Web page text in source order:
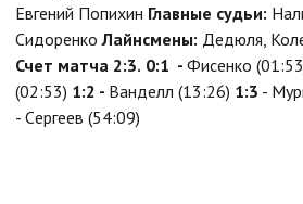
Евгений Попихин Главные судьи:
СидоренкоЛайнсмены: Дедюля,
Счет матча 2:3. 0:1 - Фисенко
(02:53) 1:2 - Ванделл (13:26) 1:3 -
- Cергеев (54:09)